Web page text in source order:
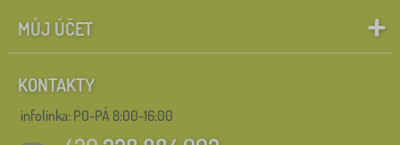
MŮJ ÚČET
KONTAKTY
infolinka: PO-PÁ 8:00-16:00